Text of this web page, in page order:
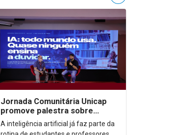
Jornada Comunitária Unicap
promove palestra sobre
aprendizagem com uso de IA
A inteligência artificial já faz parte da